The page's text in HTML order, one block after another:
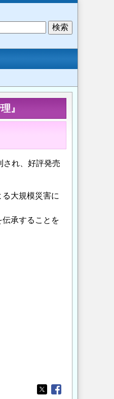
』
れ、好評発売
大規模災害に
承することを
Opens in a new
Opens in a new